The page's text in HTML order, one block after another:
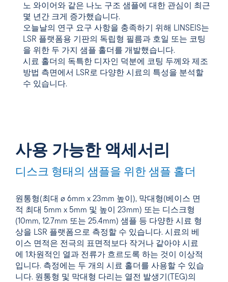
노 와이어와 같은 나노 구조 샘플에 대한 관심이 최근
몇 년간 크게 증가했습니다.
오늘날의 연구 요구 사항을 충족하기 위해 LINSEIS는
LSR 플랫폼용 기판의 독립형 필름과 호일 또는 코팅
을 위한 두 가지 샘플 홀더를 개발했습니다.
시료 홀더의 독특한 디자인 덕분에 코팅 두께와 제조
방법 측면에서 LSR로 다양한 시료의 특성을 분석할
수 있습니다.
사용 가능한 액세서리
디스크 형태의 샘플을 위한 샘플 홀더
원통형(최대 ø 6mm x 23mm 높이), 막대형(베이스 면
적 최대 5mm x 5mm 및 높이 23mm) 또는 디스크형
(10mm, 12.7mm 또는 25.4mm) 샘플 등 다양한 시료 형
상을 LSR 플랫폼으로 측정할 수 있습니다. 시료의 베
이스 면적은 전극의 표면적보다 작거나 같아야 시료
에 1차원적인 열과 전류가 흐르도록 하는 것이 이상적
입니다. 측정에는 두 개의 시료 홀더를 사용할 수 있습
니다. 원통형 및 막대형 다리는 열전 발생기(TEG)의